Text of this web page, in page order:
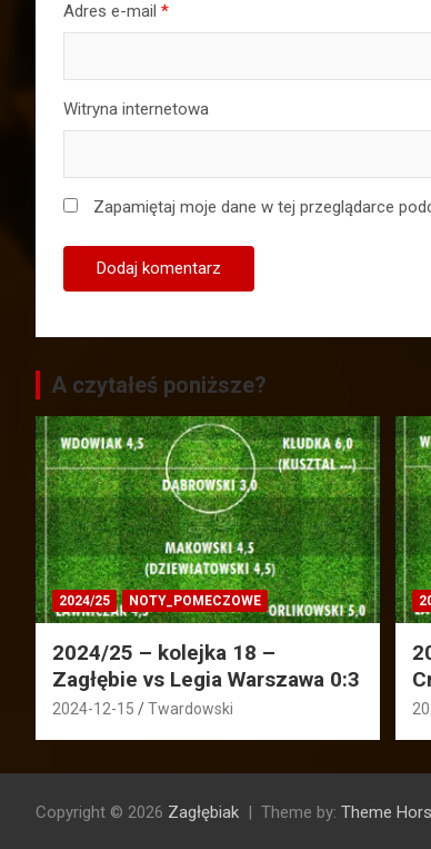
Adres e-mail *
Witryna internetowa
Zapamiętaj moje dane w tej przeglądarce
A czytałeś poniższe?
2024/25 NOTY_POMECZOWE
2024/25 – kolejka 18 –
Zagłębie vs Legia Warszawa 0:3
2024-12-15 Twardowski
Copyright © 2026 Zagłębiak Theme by: Theme